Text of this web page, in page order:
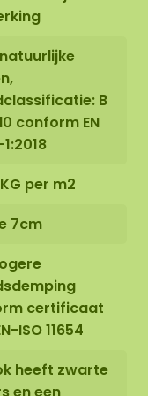
speciaal voor
14 in Asten
hout of gips
B
conform EN
per m2
7cm
certificaat
ISO 11654
heeft zwarte